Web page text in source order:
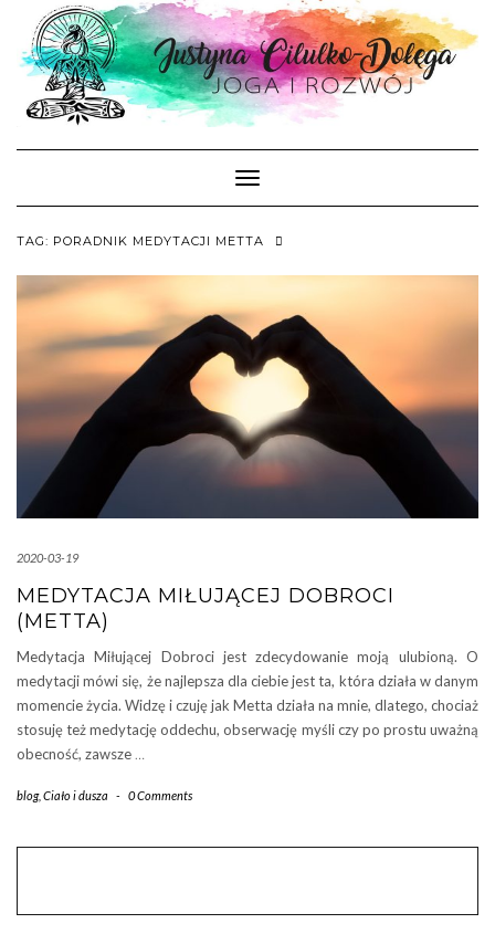
content
Toggle Navigation
TAG: PORADNIK MEDYTACJI METTA
2020-03-19
MEDYTACJA MIŁUJĄCEJ DOBROCI
(METTA)
Medytacja Miłującej Dobroci jest zdecydowanie moją ulubioną. O
medytacji mówi się, że najlepsza dla ciebie jest ta, która działa w danym
momencie życia. Widzę i czuję jak Metta działa na mnie, dlatego, chociaż
stosuję też medytację oddechu, obserwację myśli czy po prostu uważną
obecność, zawsze …
blog, Ciało i dusza - 0 Comments